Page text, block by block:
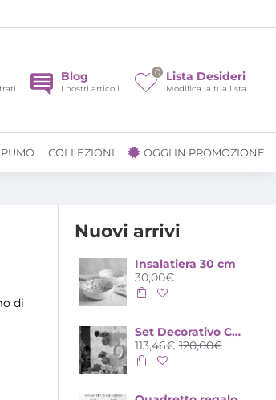
Blog
I nostri articoli
Lista Desideri
Modifica la tua lista
0
PUMO COLLEZIONI OGGI IN PROMOZIONE
di
Nuovi arrivi
Insalatiera 30 cm
30,00€
Set Decorativo Casa Mediterranea 3 pz – 2 Vasi Anfora e Piatto Polignano in Ceramica
113,46€ 120,00€